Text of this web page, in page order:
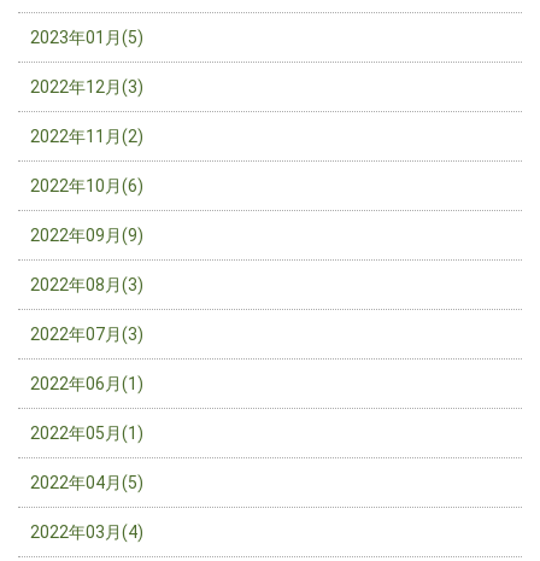
2023年01月(5)
2022年12月(3)
2022年11月(2)
2022年10月(6)
2022年09月(9)
2022年08月(3)
2022年07月(3)
2022年06月(1)
2022年05月(1)
2022年04月(5)
2022年03月(4)